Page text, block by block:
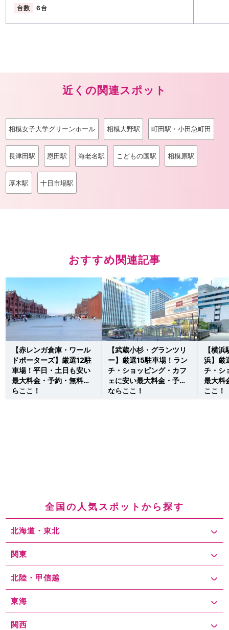
台数
6台
近くの関連スポット
相模女子大学グリーンホール 相模大野駅 町田駅・小田急町田
長津田駅 恩田駅 海老名駅 こどもの国駅 相模原駅
厚木駅 十日市場駅
おすすめ関連記事
【赤レンガ倉庫・ワール
ドポーターズ】厳選12駐
車場！平日・土日も安い
最大料金・予約・無料な
らここ！
【武蔵小杉・グランツリ
ー】厳選15駐車場！ラン
チ・ショッピング・カフ
ェに安い最大料金・予約
ならここ！
【横
浜】厳
チ・シ
最大料
ここ！
全国の人気スポットから探す
北海道・東北
関東
北陸・甲信越
東海
関西